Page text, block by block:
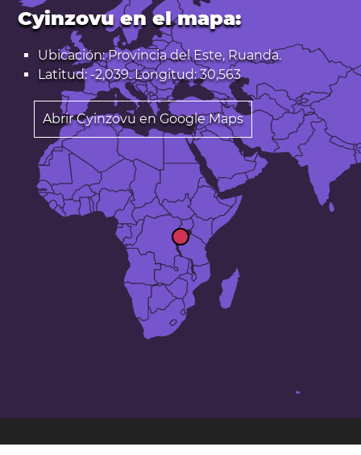
Cyinzovu en el mapa:
Ubicación: Provincia del Este, Ruanda.
Latitud: -2,039. Longitud: 30,563
Abrir Cyinzovu en Google Maps